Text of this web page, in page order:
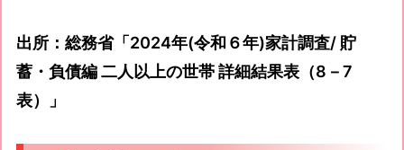
出所：総務省「2024年(令和６年)家計調査/ 貯
蓄・負債編 二人以上の世帯 詳細結果表（8－7
表）」